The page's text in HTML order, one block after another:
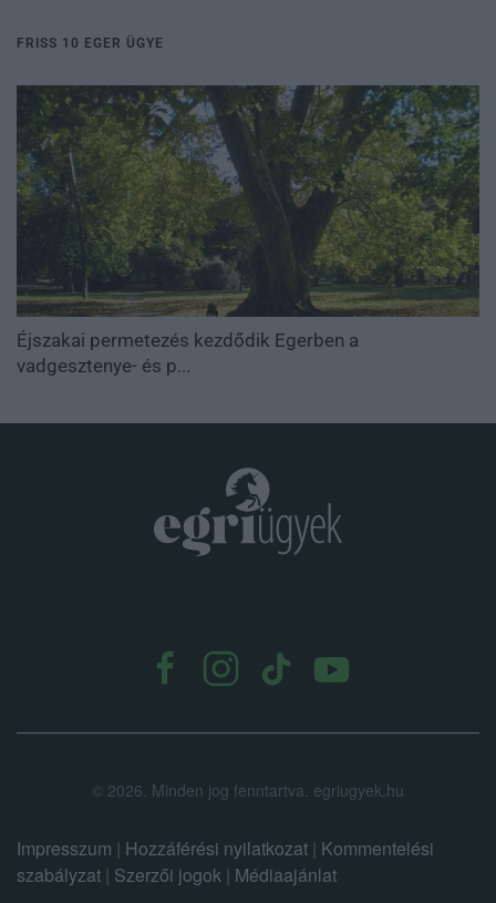
FRISS 10 EGER ÜGYE
Éjszakai permetezés kezdődik Egerben a
vadgesztenye- és p...
© 2026. Minden jog fenntartva. egriugyek.hu
Impresszum | Hozzáférési nyilatkozat | Kommentelési
szabályzat | Szerzői jogok | Médiaajánlat